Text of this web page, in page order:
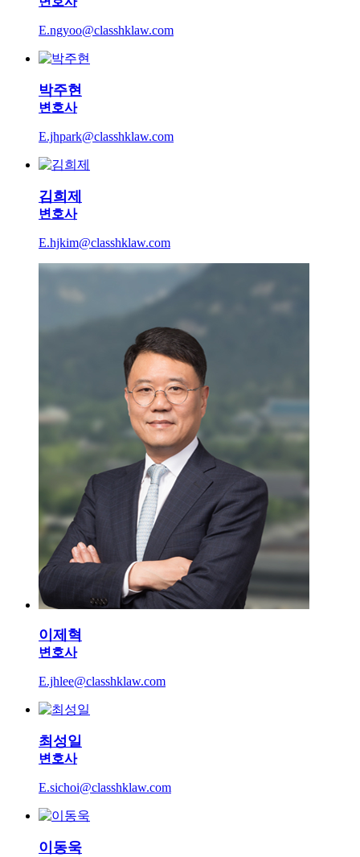
E.ngyoo@classhklaw.com
박주현
변호사
E.jhpark@classhklaw.com
김희제
변호사
E.hjkim@classhklaw.com
이제혁
변호사
E.jhlee@classhklaw.com
최성일
변호사
E.sichoi@classhklaw.com
이동욱